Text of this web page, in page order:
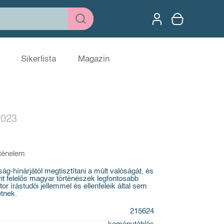
Sikerlista Magazin
hínárjától megtisztítani a múlt valóságát, és
felelős magyar történészek legfontosabb
írástudói jellemmel és ellenfeleik által sem
215624